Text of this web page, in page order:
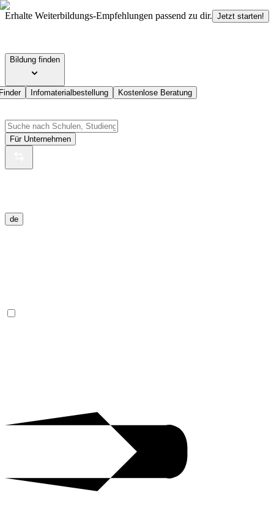
Erhalte Weiterbildungs-Empfehlungen passend zu dir. Jetzt starten!
Bildung finden
Infomaterialbestellung Kostenlose Beratung
Für Unternehmen
de